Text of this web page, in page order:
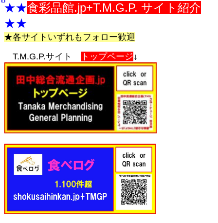
★★食彩品館.jp+T.M.G.P. サイト紹介
★★
★各サイトいずれもフォロー歓迎
T.M.G.P.サイト
トップページ↓